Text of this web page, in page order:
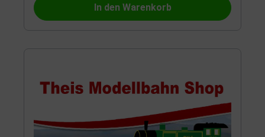
In den Warenkorb